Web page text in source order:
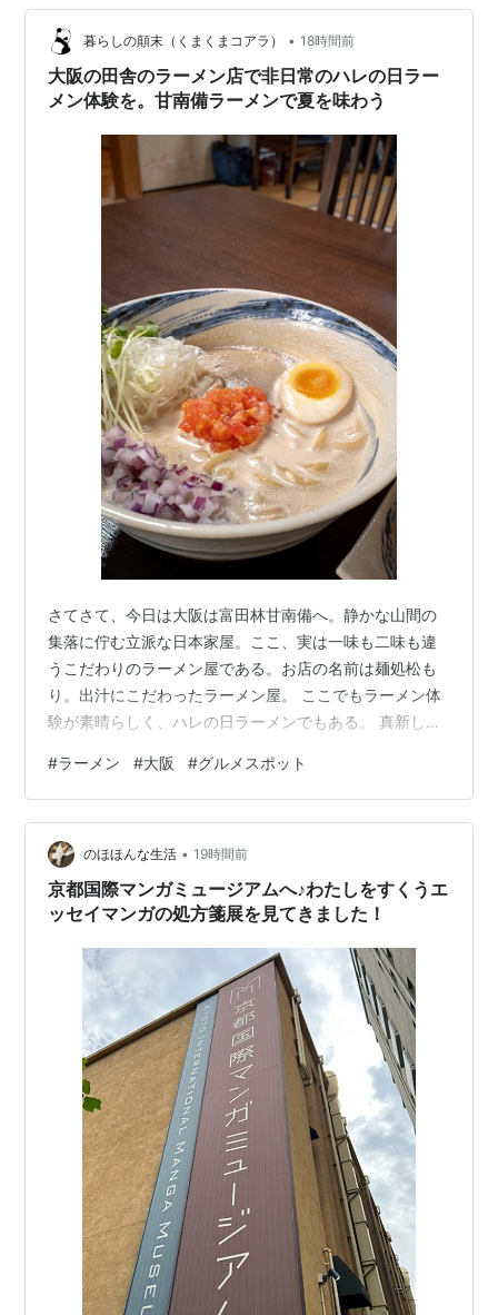
暮らしの顛末（くまくまコアラ） • 18時間前
大阪の田舎のラーメン店で非日常のハレの日ラー
メン体験を。甘南備ラーメンで夏を味わう
さてさて、今日は大阪は富田林甘南備へ。静かな山間の
集落に佇む立派な日本家屋。ここ、実は一味も二味も違
うこだわりのラーメン屋である。お店の名前は麺処松も
り。出汁にこだわったラーメン屋。 ここでもラーメン体
験が素晴らしく、ハレの日ラーメンでもある。 真新しさ
ブル席。テーブル席の数は少ないが、その分テーブル間
の余白が多く、ゆっくりと食事をすることが出来る。 ご
夫婦で営まれており、時間をかけた丁寧な接客で、非日
常感を味わえる。 この日、私が注文したのは甘南備クリ
ーム。今日は2度目の来訪。１度目は出汁の旨味を存分に
堪能するスタンダードな甘南備ラーメンを頂…
#ラーメン #大阪 #グルメスポット
のほほんな生活 • 19時間前
京都国際マンガミュージアムへ♪わたしをすくうエ
ッセイマンガの処方箋展を見てきました！